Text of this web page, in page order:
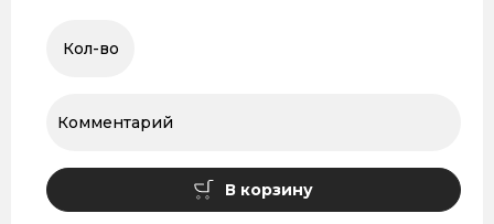
В корзину